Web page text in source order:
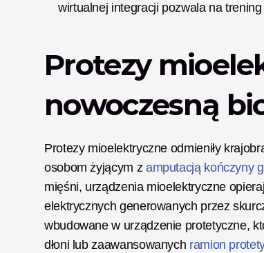
wirtualnej integracji pozwala na
Protezy
nowoczesną
Protezy mioelektryczne odmieniły
osobom żyjącym z amputacją kończyny
mięśni, urządzenia mioelektryczne
elektrycznych generowanych przez
wbudowane w urządzenie protetyczne,
dłoni lub zaawansowanych ramion